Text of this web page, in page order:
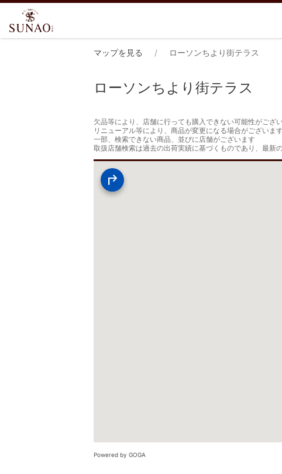
マップを見る ローソンちより街テラス
ローソンちより街テラス
欠品等により、店舗に行っても購入できない可能性がござ
リニューアル等により、商品が変更になる場合がございます
一部、検索できない商品、並びに店舗がございます
取扱店舗検索は過去の出荷実績に基づくものであり、最新
Powered by GOGA